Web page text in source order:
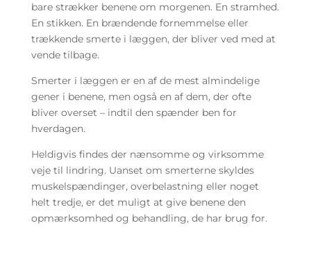
bare strækker benene om morgenen. En stramhed.
En stikken. En brændende fornemmelse eller
trækkende smerte i læggen, der bliver ved med at
vende tilbage.
Smerter i læggen er en af de mest almindelige
gener i benene, men også en af dem, der ofte
bliver overset – indtil den spænder ben for
hverdagen.
Heldigvis findes der nænsomme og virksomme
veje til lindring. Uanset om smerterne skyldes
muskelspændinger, overbelastning eller noget
helt tredje, er det muligt at give benene den
opmærksomhed og behandling, de har brug for.